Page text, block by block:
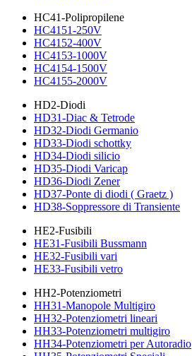
HC41-Polipropilene
HC4151-250V
HC4152-400V
HC4153-1000V
HC4154-1500V
HC4155-2000V
HD2-Diodi
HD31-Diac & Tetrode
HD32-Diodi Germanio
HD33-Diodi schottky
HD34-Diodi silicio
HD35-Diodi Varicap
HD36-Diodi Zener
HD37-Ponte di diodi ( Graetz )
HD38-Soppressore di Transiente
HE2-Fusibili
HE31-Fusibili Bussmann
HE32-Fusibili vari
HE33-Fusibili vetro
HH2-Potenziometri
HH31-Manopole Multigiro
HH32-Potenziometri lineari
HH33-Potenziometri multigiro
HH34-Potenziometri per Autoradio